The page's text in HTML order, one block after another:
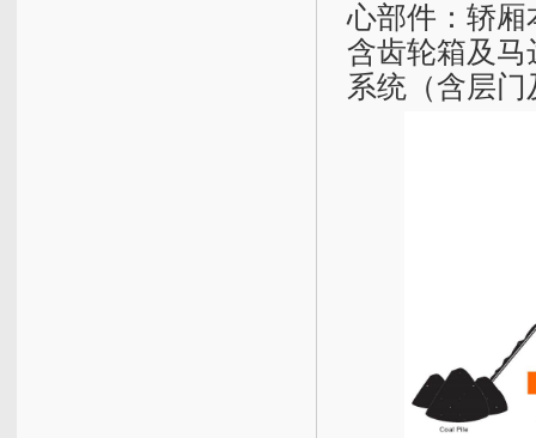
心部件：轿
含齿轮箱及
系统（含层